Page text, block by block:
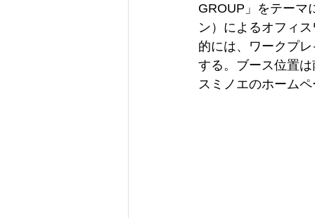
GROUP」をテーマ
ン）によるオフィ
的には、ワークプ
する。ブース位置
スミノエのホーム